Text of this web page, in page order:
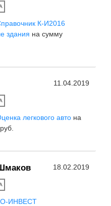
К-И2016
здания на сумму
11.04.2019
легкового авто на
18.02.2019
ИНВЕСТ